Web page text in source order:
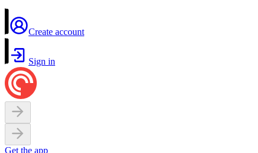
Create account
Sign in
Get the app